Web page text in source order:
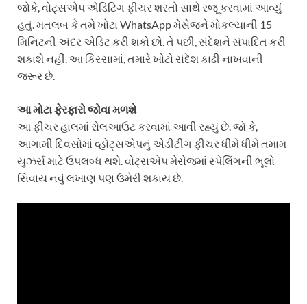
જોકે, વોટ્સએપ એડિટિંગ ફીચર શરતો સાથે રજૂ કરવામાં આવ્યું
હતું. મતલબ કે તમે ખોટા WhatsApp મેસેજને મોકલ્યાની 15
મિનિટની અંદર એડિટ કરી શકો છો. તે પછી, સંદેશને સંપાદિત કરી
શકાશે નહીં. આ કિસ્સામાં, તમારે ખોટો સંદેશ કાઢી નાખવાની
જરૂર છે.
આ મોટા ફેરફારો જોવા મળશે
આ ફીચર હાલમાં રોલઆઉટ કરવામાં આવી રહ્યું છે. જો કે,
આગામી દિવસોમાં વ્હોટ્સએપનું એડીટીંગ ફીચર ધીમે ધીમે તમામ
યુઝર્સ માટે ઉપલબ્ધ થશે. વોટ્સએપ મેસેજમાં સ્પેલિંગની ભૂલો
સિવાય નવું લખાણ પણ ઉમેરી શકાય છે.